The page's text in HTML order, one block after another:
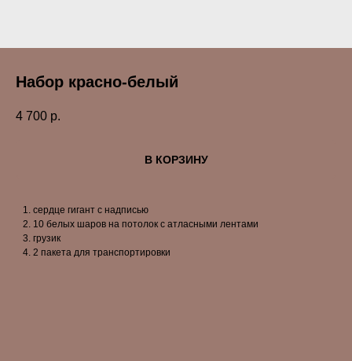
Набор красно-белый
4 700 р.
В КОРЗИНУ
сердце гигант с надписью
10 белых шаров на потолок с атласными лентами
грузик
2 пакета для транспортировки